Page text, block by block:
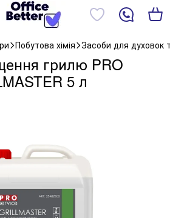
Побутова хімія Засоби для духовок
грилю PRO
5 л